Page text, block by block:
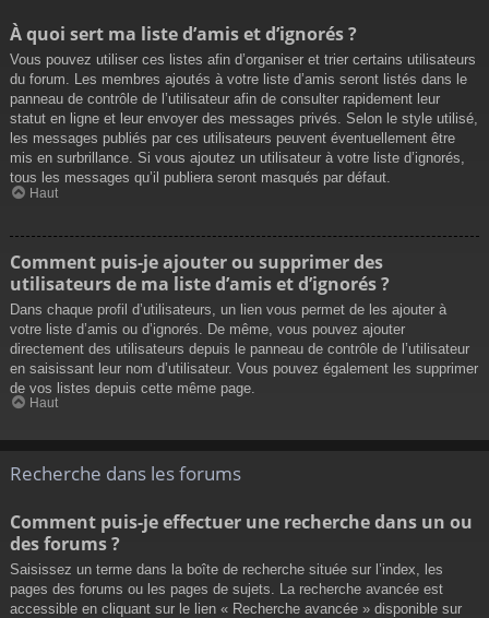
À quoi sert ma liste d’amis et d’ignorés ?
Vous pouvez utiliser ces listes afin d’organiser et trier certains utilisateurs
du forum. Les membres ajoutés à votre liste d’amis seront listés dans le
panneau de contrôle de l’utilisateur afin de consulter rapidement leur
statut en ligne et leur envoyer des messages privés. Selon le style utilisé,
les messages publiés par ces utilisateurs peuvent éventuellement être
mis en surbrillance. Si vous ajoutez un utilisateur à votre liste d’ignorés,
tous les messages qu’il publiera seront masqués par défaut.
Haut
Comment puis-je ajouter ou supprimer des
utilisateurs de ma liste d’amis et d’ignorés ?
Dans chaque profil d’utilisateurs, un lien vous permet de les ajouter à
votre liste d’amis ou d’ignorés. De même, vous pouvez ajouter
directement des utilisateurs depuis le panneau de contrôle de l’utilisateur
en saisissant leur nom d’utilisateur. Vous pouvez également les supprimer
de vos listes depuis cette même page.
Haut
Recherche dans les forums
Comment puis-je effectuer une recherche dans un ou
des forums ?
Saisissez un terme dans la boîte de recherche située sur l’index, les
pages des forums ou les pages de sujets. La recherche avancée est
accessible en cliquant sur le lien « Recherche avancée » disponible sur